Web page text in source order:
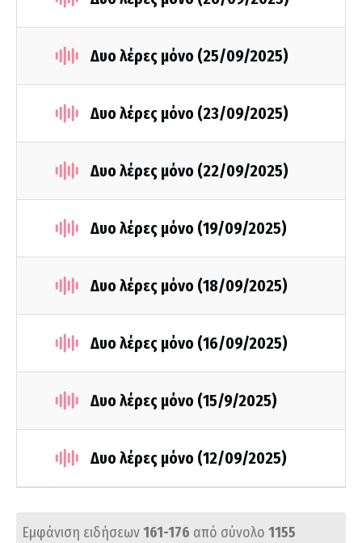
Δυο λέρες μόνο (25/09/2025)
Δυο λέρες μόνο (23/09/2025)
Δυο λέρες μόνο (22/09/2025)
Δυο λέρες μόνο (19/09/2025)
Δυο λέρες μόνο (18/09/2025)
Δυο λέρες μόνο (16/09/2025)
Δυο λέρες μόνο (15/9/2025)
Δυο λέρες μόνο (12/09/2025)
Εμφάνιση ειδήσεων161-176 από σύνολο 1155